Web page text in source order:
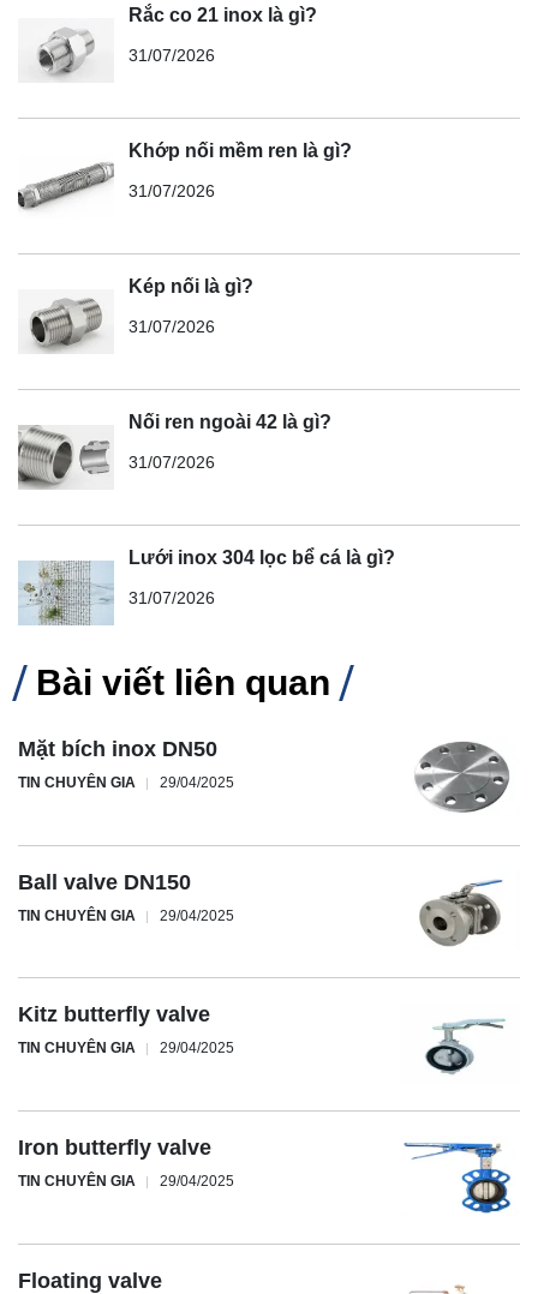
Rắc co 21 inox là gì?
31/07/2026
Khớp nối mềm ren là gì?
31/07/2026
Kép nối là gì?
31/07/2026
Nối ren ngoài 42 là gì?
31/07/2026
Lưới inox 304 lọc bể cá là gì?
31/07/2026
Bài viết liên quan
Mặt bích inox DN50
TIN CHUYÊN GIA 29/04/2025
Ball valve DN150
TIN CHUYÊN GIA 29/04/2025
Kitz butterfly valve
TIN CHUYÊN GIA 29/04/2025
Iron butterfly valve
TIN CHUYÊN GIA 29/04/2025
Floating valve